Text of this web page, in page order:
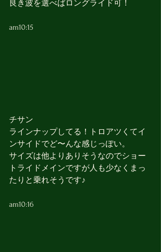
良き波を選べばロングライド可！
am10:15
チサン
ラインナップしてる！トロアツくてイ
ンサイドでど〜んな感じっぽい。
サイズは他よりありそうなのでショー
トライドメインですが人も少なくまっ
たりと乗れそうです♪
am10:16